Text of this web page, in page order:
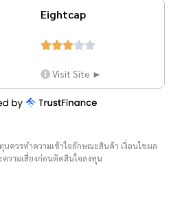
Eightcap

Visit Site ►
นควรทำความเข้าใจลักษณะสินค้า เงื่อนไขผล
วามเสี่ยงก่อนตัดสินใจลงทุน